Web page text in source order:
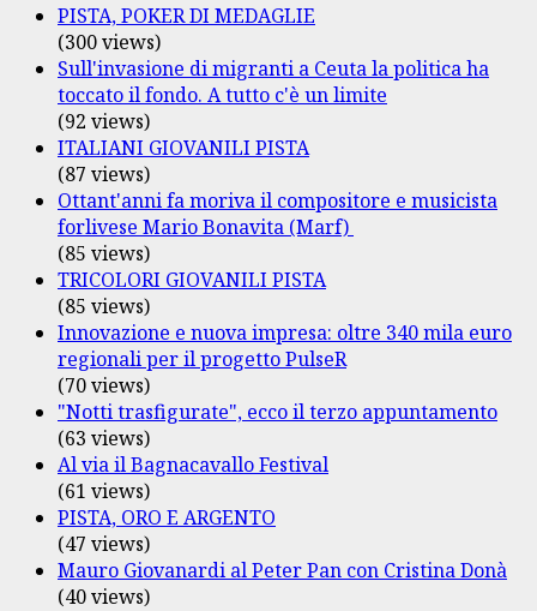
PISTA, POKER DI MEDAGLIE
(300 views)
Sull'invasione di migranti a Ceuta la politica ha
toccato il fondo. A tutto c'è un limite
(92 views)
ITALIANI GIOVANILI PISTA
(87 views)
Ottant'anni fa moriva il compositore e musicista
forlivese Mario Bonavita (Marf)
(85 views)
TRICOLORI GIOVANILI PISTA
(85 views)
Innovazione e nuova impresa: oltre 340 mila euro
regionali per il progetto PulseR
(70 views)
"Notti trasfigurate", ecco il terzo appuntamento
(63 views)
Al via il Bagnacavallo Festival
(61 views)
PISTA, ORO E ARGENTO
(47 views)
Mauro Giovanardi al Peter Pan con Cristina Donà
(40 views)